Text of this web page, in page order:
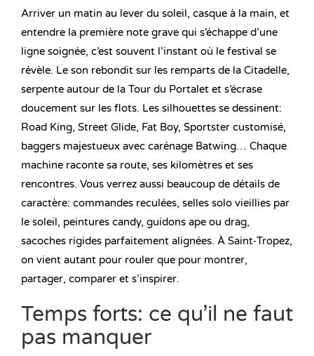
Arriver un matin au lever du soleil, casque à la main, et
entendre la première note grave qui s’échappe d’une
ligne soignée, c’est souvent l’instant où le festival se
révèle. Le son rebondit sur les remparts de la Citadelle,
serpente autour de la Tour du Portalet et s’écrase
doucement sur les flots. Les silhouettes se dessinent:
Road King, Street Glide, Fat Boy, Sportster customisé,
baggers majestueux avec carénage Batwing… Chaque
machine raconte sa route, ses kilomètres et ses
rencontres. Vous verrez aussi beaucoup de détails de
caractère: commandes reculées, selles solo vieillies par
le soleil, peintures candy, guidons ape ou drag,
sacoches rigides parfaitement alignées. À Saint‑Tropez,
on vient autant pour rouler que pour montrer,
partager, comparer et s’inspirer.
Temps forts: ce qu’il ne faut
pas manquer